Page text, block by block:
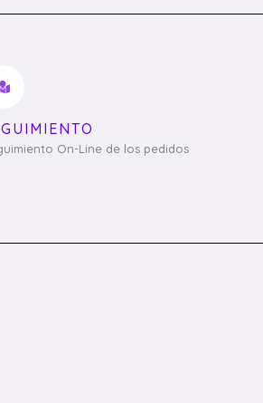
On-Line de los pedidos